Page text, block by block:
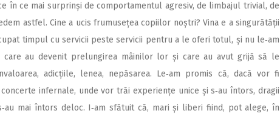
în ce mai surprinși de comportamentul agresiv, de limbajul trivial, de
astfel. Cine a ucis frumusețea copiilor noștri? Vina e a singurătății
timpul cu servicii peste servicii pentru a le oferi totul, și nu le‑am
care au devenit prelungirea mâinilor lor și care au avut grijă să le
adicțiile, lenea, nepăsarea. Le‑am promis că, dacă vor fi
infernale, unde vor trăi experiențe unice și s‑au întors, dragii
mai întors deloc. I‑am sfătuit că, mari și liberi fiind, pot alege, în